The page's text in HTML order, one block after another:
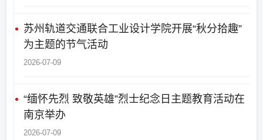
苏州轨道交通联合工业设计学院开展“秋分拾趣”
为主题的节气活动
2026-07-09
“缅怀先烈 致敬英雄”烈士纪念日主题教育活动在
南京举办
2026-07-09